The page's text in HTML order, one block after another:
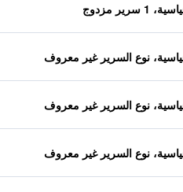
سرير مزدوج
نوع السرير غير معروف
نوع السرير غير معروف
نوع السرير غير معروف